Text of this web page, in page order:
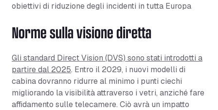
obiettivi di riduzione degli incidenti in tutta Europa
Norme sulla visione diretta
Gli standard Direct Vision (DVS) sono stati introdotti a
partire dal 2025. Entro il 2029, i nuovi modelli di
cabina dovranno ridurre al minimo i punti ciechi
migliorando la visibilità attraverso i vetri, anziché fare
affidamento sulle telecamere. Ciò avrà un impatto